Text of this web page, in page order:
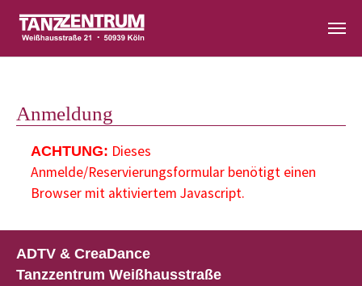
Anmeldung
ACHTUNG: Dieses
Anmelde/Reservierungsformular benötigt einen
Browser mit aktiviertem Javascript.
ADTV & CreaDance
Tanzzentrum Weißhausstraße